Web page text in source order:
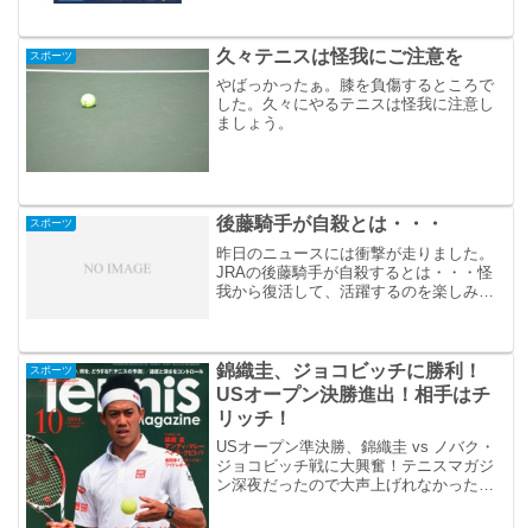
スポーツ 久々テニスは怪我にご注意を
やばっかったぁ。膝を負傷するところで
した。久々にやるテニスは怪我に注意し
ましょう。
スポーツ 後藤騎手が自殺とは・・・
昨日のニュースには衝撃が走りました。
JRAの後藤騎手が自殺するとは・・・怪
我から復活して、活躍するのを楽しみに
スポーツ
錦織圭、ジョコビッチに勝利！
USオープン決勝進出！相手はチ
リッチ！
USオープン準決勝、錦織圭 vs ノバク・
ジョコビッチ戦に大興奮！テニスマガジ
ン深夜だったので大声上げれなかったの